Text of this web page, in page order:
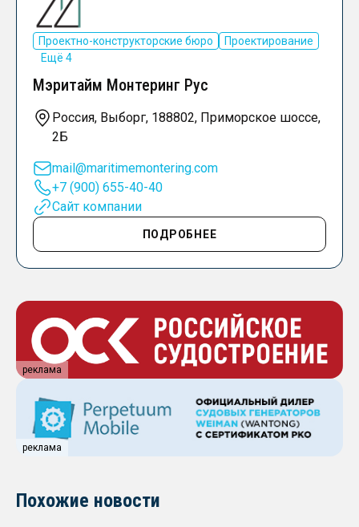
Проектно-конструкторские бюро
Проектирование
Ещё 4
Мэритайм Монтеринг Рус
Россия, Выборг, 188802, Приморское шоссе,
2Б
mail@maritimemontering.com
+7 (900) 655-40-40
Сайт компании
ПОДРОБНЕЕ
реклама
реклама
Похожие новости